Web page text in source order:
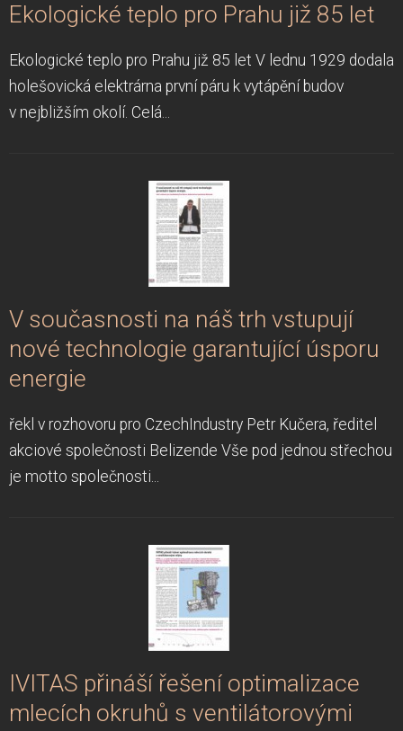
Ekologické teplo pro Prahu již 85 let
Ekologické teplo pro Prahu již 85 let V lednu 1929 dodala
holešovická elektrárna první páru k vytápění budov
v nejbližším okolí. Celá...
V současnosti na náš trh vstupují
nové technologie garantující úsporu
energie
řekl v rozhovoru pro CzechIndustry Petr Kučera, ředitel
akciové společnosti Belizende Vše pod jednou střechou
je motto společnosti...
IVITAS přináší řešení optimalizace
mlecích okruhů s ventilátorovými